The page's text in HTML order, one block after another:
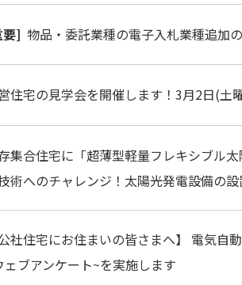
] 物品・委託業種の電子入札業種追加
住宅の見学会を開催します！3月2日(
集合住宅に「超薄型軽量フレキシブル
術へのチャレンジ！太陽光発電設備の
公社住宅にお住まいの皆さまへ】 電気自
ェブアンケート~を実施します